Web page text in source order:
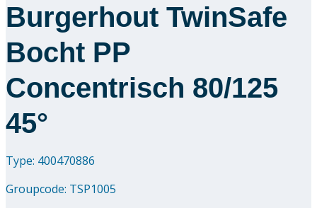
Burgerhout TwinSafe
Bocht PP
Concentrisch 80/125
45°
Type: 400470886
Groupcode: TSP1005